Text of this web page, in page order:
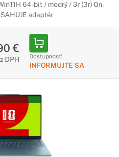
64-bit / modrý / 3r (3r) On-
adaptér
€
DPH Dostupnosť:
INFORMUJTE SA